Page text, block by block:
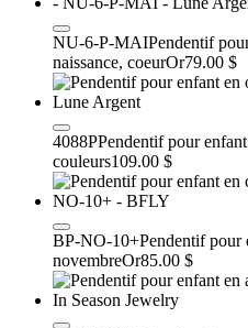
NU-6-P-MAIPendentif
naissance, coeurOr79.00 $
4088PPendentif pour
couleurs109.00 $
BP-NO-10+Pendentif pour
novembreOr85.00 $